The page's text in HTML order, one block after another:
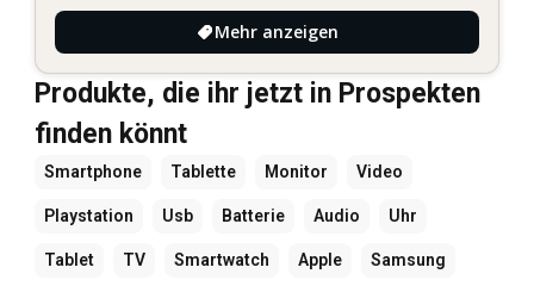
Mehr anzeigen
Produkte, die ihr jetzt in Prospekten
finden könnt
Smartphone Tablette Monitor Video
Playstation Usb Batterie Audio Uhr
Tablet TV Smartwatch Apple Samsung